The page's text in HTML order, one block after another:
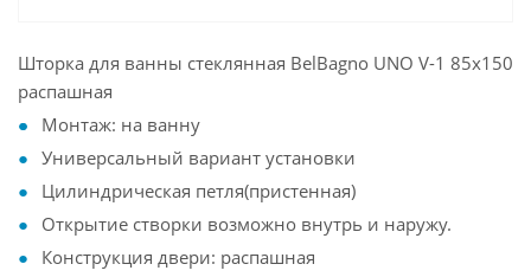
Шторка для ванны стеклянная BelBagno UNO V-1 85х150
распашная
Монтаж: на ванну
Универсальный вариант установки
Цилиндрическая петля(пристенная)
Открытие створки возможно внутрь и наружу.
Конструкция двери: распашная